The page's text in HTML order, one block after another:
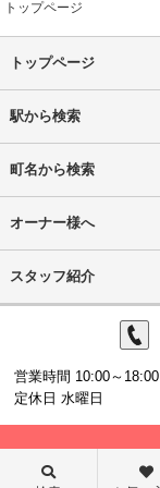
トップページ
トップページ
駅から検索
町名から検索
オーナー様へ
スタッフ紹介
営業時間 10:00～18:00
定休日 水曜日